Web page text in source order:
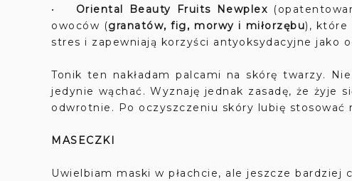
• Oriental Beauty Fruits Newplex
owoców (granatów, fig, morwy i miłorzębu), które
stres i zapewniają korzyści antyoksydacyjne jako
Tonik ten nakładam palcami na skórę twarzy.
jedynie wąchać. Wyznaję jednak zasadę, że
odwrotnie. Po oczyszczeniu skóry lubię stosować
MASECZKI
Uwielbiam maski w płachcie, ale jeszcze bardziej